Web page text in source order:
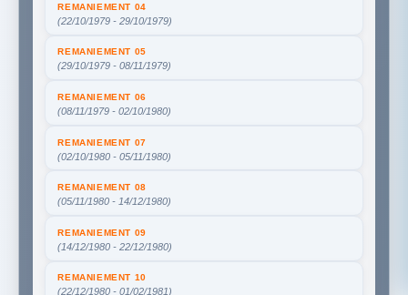
REMANIEMENT 04
(22/10/1979 - 29/10/1979)
REMANIEMENT 05
(29/10/1979 - 08/11/1979)
REMANIEMENT 06
(08/11/1979 - 02/10/1980)
REMANIEMENT 07
(02/10/1980 - 05/11/1980)
REMANIEMENT 08
(05/11/1980 - 14/12/1980)
REMANIEMENT 09
(14/12/1980 - 22/12/1980)
REMANIEMENT 10
(22/12/1980 - 01/02/1981)